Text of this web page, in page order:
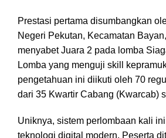
Prestasi pertama disumbangkan
Negeri Pekutan, Kecamatan
menyabet Juara 2 pada lomba
Lomba yang menguji skill
pengetahuan ini diikuti oleh 70
dari 35 Kwartir Cabang (Kwarcab)
Uniknya, sistem perlombaan kali
teknologi digital modern. Peserta